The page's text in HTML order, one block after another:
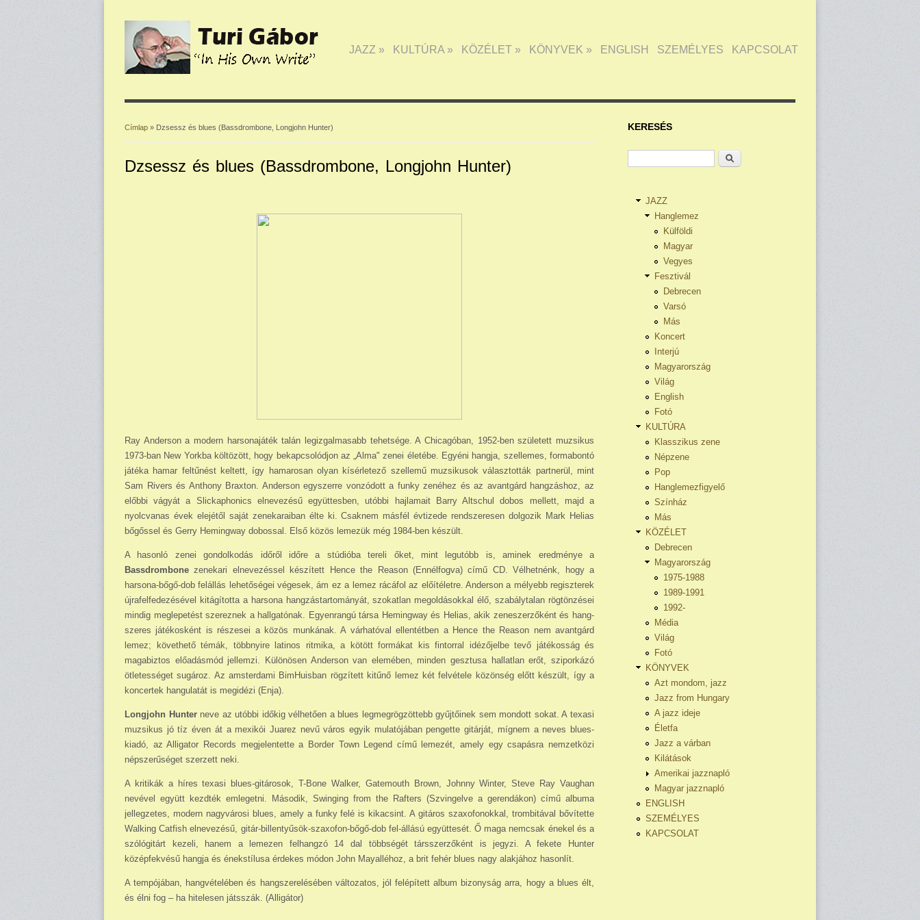
JAZZ » KULTÚRA » KÖZÉLET » KÖNYVEK » ENGLISH SZEMÉLYES KAPCSOLAT
Címlap » Dzsessz és blues (Bassdrombone, Longjohn Hunter)
Dzsessz és blues (Bassdrombone, Longjohn Hunter)
Ray Anderson a modern harsonajáték talán legizgalmasabb tehetsége. A Chicagóban, 1952-ben született muzsikus
1973-ban New Yorkba költözött, hogy bekapcsolódjon az „Alma" zenei életébe. Egyéni hangja, szellemes, formabontó
játéka hamar feltűnést keltett, így hamarosan olyan kísérletező szellemű muzsikusok választották partnerül, mint
Sam Rivers és Anthony Braxton. Anderson egyszerre vonzódott a funky zenéhez és az avantgárd hangzáshoz, az
előbbi vágyát a Slickaphonics elnevezésű együttesben, utóbbi hajlamait Barry Altschul dobos mellett, majd a
nyolcvanas évek elejétől saját zenekaraiban élte ki. Csaknem másfél évtizede rendszeresen dolgozik Mark Helias
bőgőssel és Gerry Hemingway dobossal. Első közös lemezük még 1984-ben készült.
A hasonló zenei gondolkodás időről időre a stúdióba tereli őket, mint legutóbb is, aminek eredménye a
Bassdrombone zenekari elnevezéssel készített Hence the Reason (Ennélfogva) című CD. Vélhetnénk, hogy a
harsona-bőgő-dob felállás lehetőségei végesek, ám ez a lemez rácáfol az előítéletre. Anderson a mélyebb regiszterek
újrafelfedezésével kitágította a harsona hangzás­tartományát, szokatlan megoldásokkal élő, szabálytalan rögtönzései
mindig meglepetést sze­reznek a hallgatónak. Egyenrangú társa Hemingway és Helias, akik zeneszerzőként és hang­
szeres játékosként is részesei a közös munkának. A várhatóval ellentétben a Hence the Reason nem avantgárd
lemez; követhető témák, többnyire latinos ritmika, a kötött formákat kis fintorral idézőjelbe tevő játékosság és
magabiztos előadásmód jellemzi. Különösen Ander­son van elemében, minden gesztusa hallatlan erőt, sziporkázó
ötletességet sugároz. Az am­sterdami BimHuisban rögzített kitűnő lemez két felvétele közönség előtt készült, így a
kon­certek hangulatát is megidézi (Enja).
Longjohn Hunterneve az utóbbi időkig vélhetően a blues legmegrögzöttebb gyűjtőinek sem mondott sokat. A texasi
muzsikus jó tíz éven át a mexikói Juarez nevű város egyik mula­tójában pengette gitárját, mígnem a neves blues-
kiadó, az Alligator Records megjelentette a Border Town Legend című lemezét, amely egy csapásra nemzetközi
népszerűséget szerzett neki.
A kritikák a híres texasi blues-gitárosok, T-Bone Walker, Gatemouth Brown, Johnny Winter, Steve Ray Vaughan
nevével együtt kezdték emlegetni. Második, Swinging from the Rafters (Szvingelve a gerendákon) című albuma
jellegzetes, modern nagyvárosi blues, amely a funky felé is kikacsint. A gitáros szaxofonokkal, trombitával bővítette
Walking Catfish el­nevezésű, gitár-billentyűsök-szaxofon-bőgő-dob fel-állású együttesét. Ő maga nemcsak éne­kel és a
szólógitárt kezeli, hanem a lemezen felhangzó 14 dal többségét társszerzőként is jegyzi. A fekete Hunter
középfekvésű hangja és énekstílusa érdekes módon John Mayalléhoz, a brit fehér blues nagy alakjához hasonlít.
A tempójában, hangvételében és hangszerelésében változatos, jól felépített album bizony­ság arra, hogy a blues élt,
és élni fog – ha hitelesen játsszák. (Alligátor)
KERESÉS
Keresés
JAZZ
Hanglemez
Külföldi
Magyar
Vegyes
Fesztivál
Debrecen
Varsó
Más
Koncert
Interjú
Magyarország
Világ
English
Fotó
KULTÚRA
Klasszikus zene
Népzene
Pop
Hanglemezfigyelő
Színház
Más
KÖZÉLET
Debrecen
Magyarország
1975-1988
1989-1991
1992-
Média
Világ
Fotó
KÖNYVEK
Azt mondom, jazz
Jazz from Hungary
A jazz ideje
Életfa
Jazz a várban
Kilátások
Amerikai jazznapló
Magyar jazznapló
ENGLISH
SZEMÉLYES
KAPCSOLAT